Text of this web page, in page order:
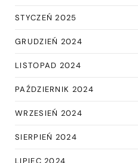
STYCZEŃ 2025
GRUDZIEŃ 2024
LISTOPAD 2024
PAŹDZIERNIK 2024
WRZESIEŃ 2024
SIERPIEŃ 2024